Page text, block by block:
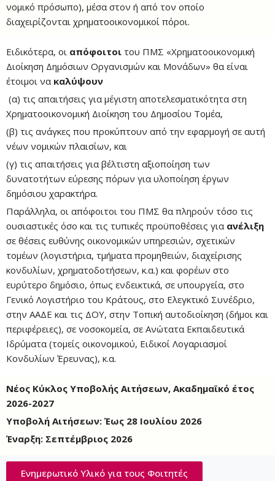
νομικό πρόσωπο), μέσα στον ή από τον οποίο
διαχειρίζονται χρηματοοικονομικοί πόροι.
Ειδικότερα, οι απόφοιτοι του ΠΜΣ «Χρηματοοικονομική
Διοίκηση Δημόσιων Οργανισμών και Μονάδων» θα είναι
έτοιμοι να καλύψουν
(α) τις απαιτήσεις για μέγιστη αποτελεσματικότητα στη
Χρηματοοικονομική Διοίκηση του Δημοσίου Τομέα,
(β) τις ανάγκες που προκύπτουν από την εφαρμογή σε αυτή
νέων νομικών πλαισίων, και
(γ) τις απαιτήσεις για βέλτιστη αξιοποίηση των
δυνατοτήτων εύρεσης πόρων για υλοποίηση έργων
δημόσιου χαρακτήρα.
Παράλληλα, οι απόφοιτοι του ΠΜΣ θα πληρούν τόσο τις
ουσιαστικές όσο και τις τυπικές προϋποθέσεις για ανέλιξη
σε θέσεις ευθύνης οικονομικών υπηρεσιών, σχετικών
τομέων (λογιστήρια, τμήματα προμηθειών, διαχείρισης
κονδυλίων, χρηματοδοτήσεων, κ.α.) και φορέων στο
ευρύτερο δημόσιο, όπως ενδεικτικά, σε υπουργεία, στο
Γενικό Λογιστήριο του Κράτους, στο Ελεγκτικό Συνέδριο,
στην ΑΑΔΕ και τις ΔΟΥ, στην Τοπική αυτοδιοίκηση (δήμοι και
περιφέρειες), σε νοσοκομεία, σε Ανώτατα Εκπαιδευτικά
Ιδρύματα (τομείς οικονομικού, Ειδικοί Λογαριασμοί
Κονδυλίων Έρευνας), κ.α.
Νέος Κύκλος Υποβολής Αιτήσεων, Ακαδημαϊκό έτος
2026-2027
Υποβολή Αιτήσεων: Έως 28 Ιουλίου 2026
Έναρξη: Σεπτέμβριος 2026
Ενημερωτικό Υλικό για τους Φοιτητές